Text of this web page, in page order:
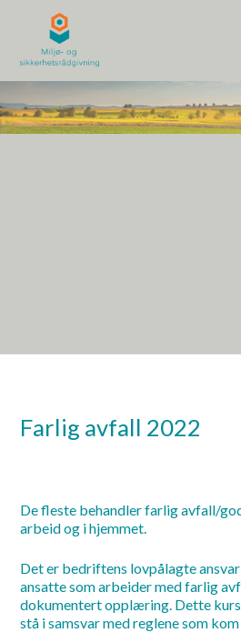
Farlig avfall 2022
De fleste behandler farlig avfall/
arbeid og i hjemmet.
Det er bedriftens lovpålagte
ansatte som arbeider med farlig
dokumentert opplæring. Dette
stå i samsvar med reglene som